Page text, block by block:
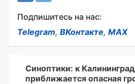
Подпишитесь на нас:
Telegram, ВКонтакте, MAX
Синоптики: к
приближается опасная